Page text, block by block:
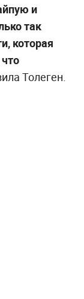
и
так
которая
Толеген.